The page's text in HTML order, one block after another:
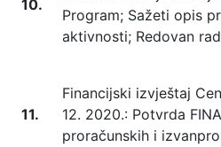
10.
Program; Sažeti opis
aktivnosti; Redovan rad
11.
Financijski izvještaj
12. 2020.: Potvrda
proračunskih i